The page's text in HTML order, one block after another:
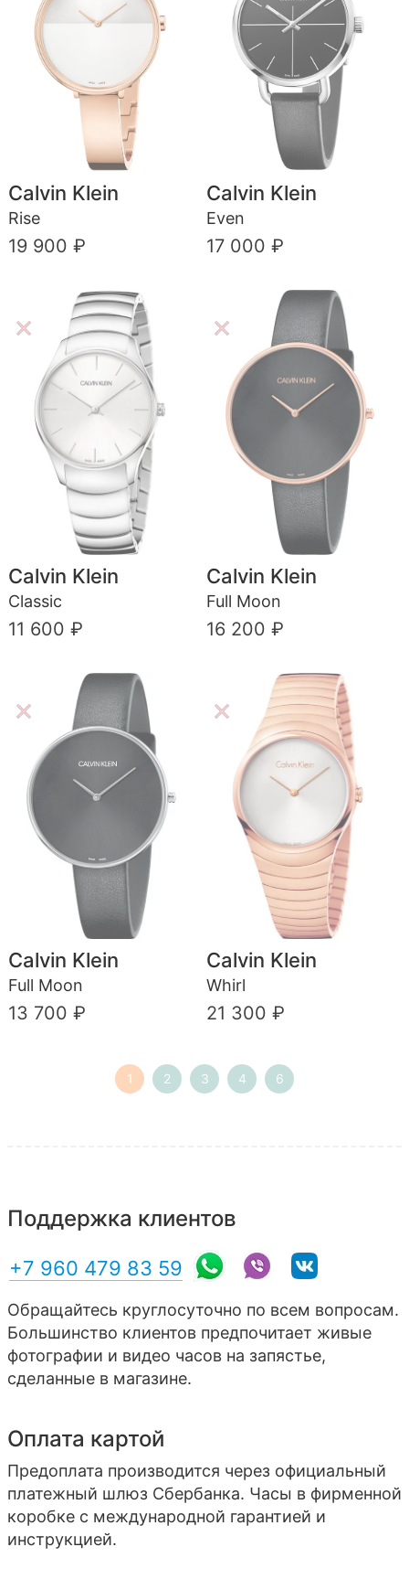
Calvin Klein
Rise
19 900 ₽
Calvin Klein
Even
17 000 ₽
Calvin Klein
Classic
11 600 ₽
Calvin Klein
Full Moon
16 200 ₽
Calvin Klein
Full Moon
13 700 ₽
Calvin Klein
Whirl
21 300 ₽
1 2 3 4 6
Поддержка клиентов
+7 960 479 83 59
Обращайтесь круглосуточно по всем вопросам.
Большинство клиентов предпочитает живые
фотографии и видео часов на запястье,
сделанные в магазине.
Оплата картой
Предоплата производится через официальный
платежный шлюз Сбербанка. Часы в фирменной
коробке с международной гарантией и
инструкцией.